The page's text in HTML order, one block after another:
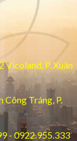
Vicoland, P. Xuân
Công Tráng, P.
- 0922.955.333